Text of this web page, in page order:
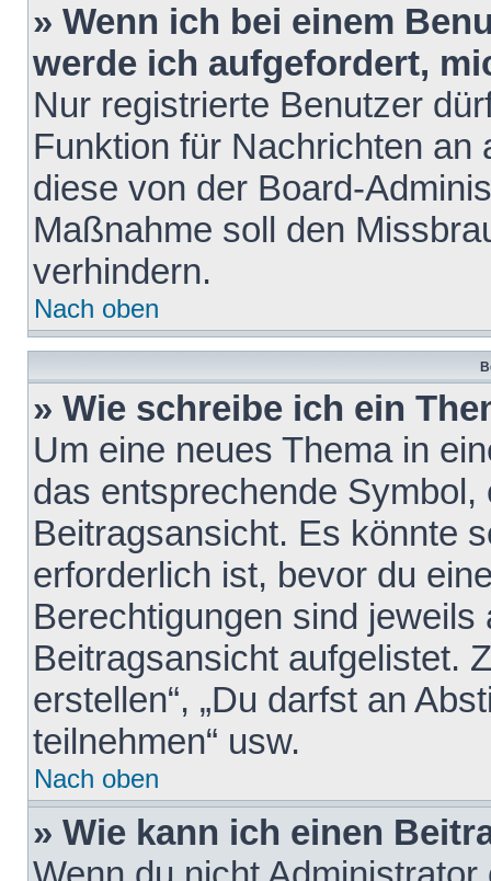
» Wenn ich bei einem
werde ich aufgefordert,
Nur registrierte Benutzer
Funktion für Nachrichten
diese von der Board-
Maßnahme soll den
verhindern.
Nach oben
» Wie schreibe ich ein
Um eine neues Thema in
das entsprechende
Beitragsansicht. Es könnte
erforderlich ist, bevor du
Berechtigungen sind
Beitragsansicht aufgelistet.
erstellen“, „Du darfst an
teilnehmen“ usw.
Nach oben
» Wie kann ich einen